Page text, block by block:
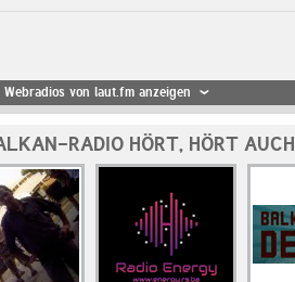
Webradios von laut.fm anzeigen
RADIO HÖRT, HÖRT AUCH